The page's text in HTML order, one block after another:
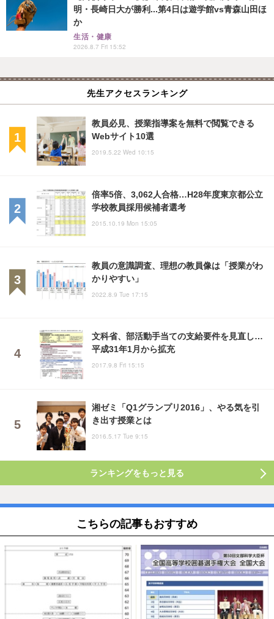
明・長崎日大が勝利...第4日は遊学館vs青森山田ほ
か
生活・健康
2026.8.7 Fri 15:52
先生アクセスランキング
教員必見、授業指導案を無料で閲覧できる
Webサイト10選
2019.5.22 Wed 10:15
倍率5倍、3,062人合格…H28年度東京都公立
学校教員採用候補者選考
2015.10.19 Mon 15:05
教員の意識調査、理想の教員像は「授業がわ
かりやすい」
2022.8.9 Tue 17:15
文科省、部活動手当ての支給要件を見直し…
平成31年1月から拡充
2017.9.8 Fri 15:15
湘ゼミ「Q1グランプリ2016」、やる気を引
き出す授業とは
2016.5.17 Tue 9:15
ランキングをもっと見る
こちらの記事もおすすめ